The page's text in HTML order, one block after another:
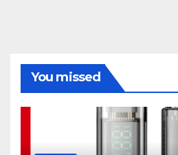
You missed